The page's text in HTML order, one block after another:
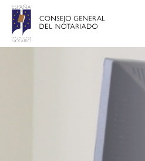
Salta al contingut principal